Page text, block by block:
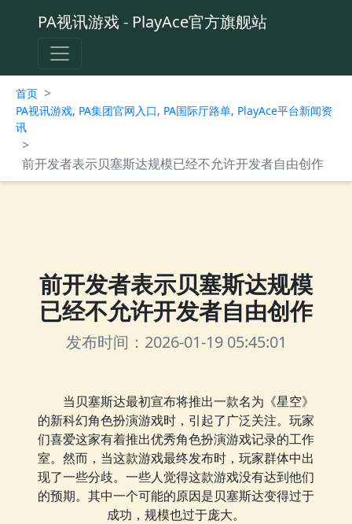
PA视讯游戏 - PlayAce官方旗舰站
首页 >
PA视讯游戏, PA集团官网入口, PA国际厅路单, PlayAce平台新闻资
讯
>
前开发者表示贝塞斯达规模已经不允许开发者自由创作
前开发者表示贝塞斯达规模
已经不允许开发者自由创作
发布时间：2026-01-19 05:45:01
当贝塞斯达最初宣布将推出一款名为《星空》
的新科幻角色扮演游戏时，引起了广泛关注。玩家
们喜爱这家有着推出优秀角色扮演游戏记录的工作
室。然而，当这款游戏最终发布时，玩家群体中出
现了一些分歧。一些人觉得这款游戏没有达到他们
的预期。其中一个可能的原因是贝塞斯达变得过于
成功，规模也过于庞大。